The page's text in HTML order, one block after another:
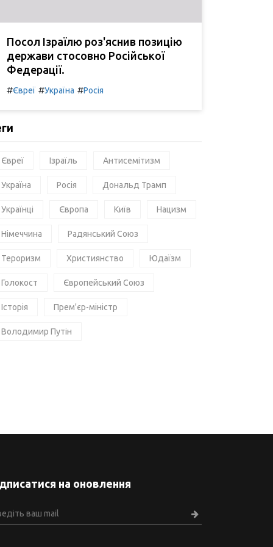
Посол Ізраїлю роз'яснив позицію
держави стосовно Російської
Федерації.
#Євреї #Україна #Росія
Євреї Ізраїль Антисемітизм
Україна Росія Дональд Трамп
Українці Європа Київ Нацизм
Німеччина Радянський Союз
Тероризм Християнство Юдаїзм
Голокост Європейський Союз
Історія Прем'єр-міністр
Володимир Путін
на оновлення